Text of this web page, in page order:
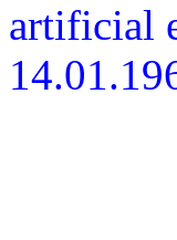
artificial